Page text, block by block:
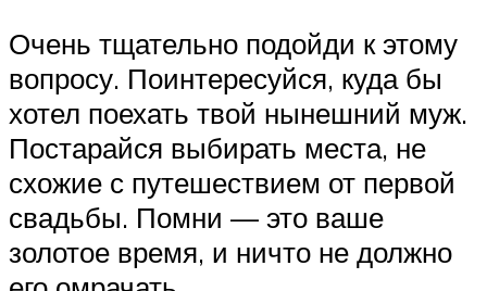
Очень тщательно подойди к этому
вопросу. Поинтересуйся, куда бы
хотел поехать твой нынешний муж.
Постарайся выбирать места, не
схожие с путешествием от первой
свадьбы. Помни — это ваше
золотое время, и ничто не должно